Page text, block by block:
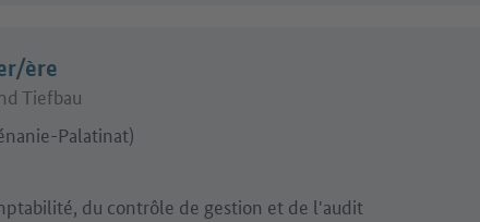
ère
Tiefbau
Palatinat)
du contrôle de gestion et de l'audit